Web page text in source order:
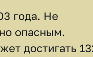
года. Не
опасным.
достигать